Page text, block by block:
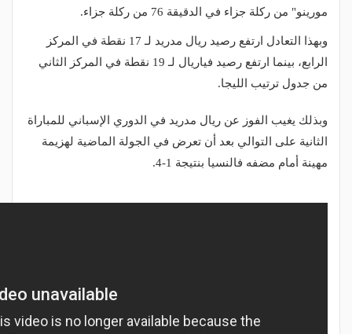
مورينو" من ركلة جزاء في الدقيقة 76 من ركلة جزاء.
وبهذا التعادل ارتفع رصيد ريال مدريد لـ 17 نقطة في المركز
الرابع، بينما ارتفع رصيد فياريال لـ 19 نقطة في المركز الثاني
من جدول ترتيب الليجا.
وبذلك يغيب الفوز عن ريال مدريد في الدوري الإسباني للمباراة
الثانية على التوالي بعد أن تعرض في الجولة الماضية لهزيمة
مهينة أمام مضفه فالنسيا بنتيجة 1-4.